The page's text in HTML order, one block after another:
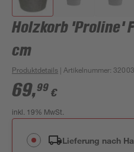
Holzkorb 'Proline'
cm
Produktdetails | Artikelnummer:
69,99 €
inkl. 19% MwSt.
Lieferung nach